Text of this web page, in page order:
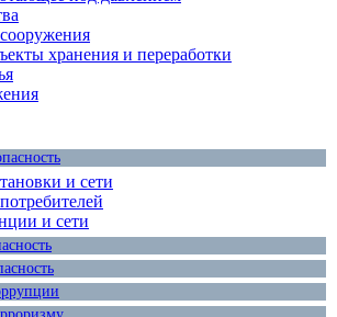
хранения и переработки
и сети
и сети